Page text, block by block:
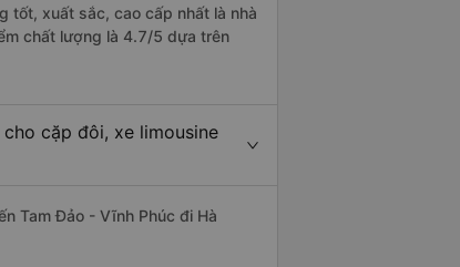
tốt, xuất sắc, cao cấp nhất là nhà
chất lượng là 4.7/5 dựa trên
cặp đôi, xe limousine
Tam Đảo - Vĩnh Phúc đi Hà